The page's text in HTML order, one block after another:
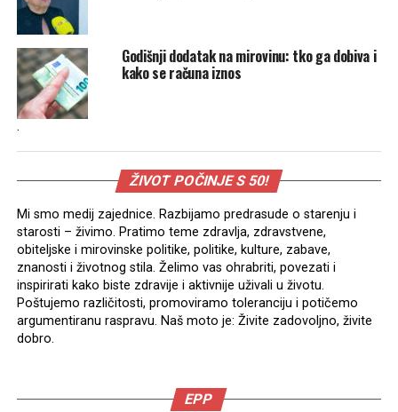
Godišnji dodatak na mirovinu: tko ga dobiva i
kako se računa iznos
.
ŽIVOT POČINJE S 50!
Mi smo medij zajednice. Razbijamo predrasude o starenju i
starosti – živimo. Pratimo teme zdravlja, zdravstvene,
obiteljske i mirovinske politike, politike, kulture, zabave,
znanosti i životnog stila. Želimo vas ohrabriti, povezati i
inspirirati kako biste zdravije i aktivnije uživali u životu.
Poštujemo različitosti, promoviramo toleranciju i potičemo
argumentiranu raspravu. Naš moto je: Živite zadovoljno, živite
dobro.
EPP